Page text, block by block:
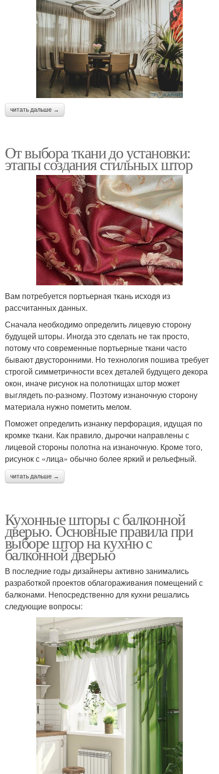
читать дальше →
От выбора ткани до установки:
этапы создания стильных штор
Вам потребуется портьерная ткань исходя из
рассчитанных данных.
Сначала необходимо определить лицевую сторону
будущей шторы. Иногда это сделать не так просто,
потому что современные портьерные ткани часто
бывают двусторонними. Но технология пошива требует
строгой симметричности всех деталей будущего декора
окон, иначе рисунок на полотнищах штор может
выглядеть по-разному. Поэтому изнаночную сторону
материала нужно пометить мелом.
Поможет определить изнанку перфорация, идущая по
кромке ткани. Как правило, дырочки направлены с
лицевой стороны полотна на изнаночную. Кроме того,
рисунок с «лица» обычно более яркий и рельефный.
читать дальше →
Кухонные шторы с балконной
дверью. Основные правила при
выборе штор на кухню с
балконной дверью
В последние годы дизайнеры активно занимались
разработкой проектов облагораживания помещений с
балконами. Непосредственно для кухни решались
следующие вопросы: